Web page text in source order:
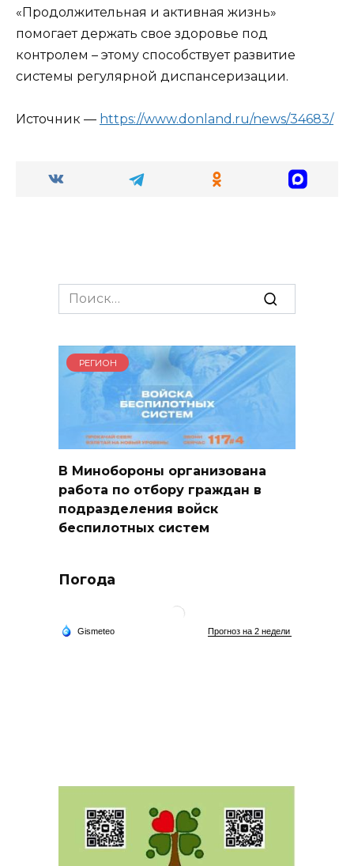
«Продолжительная и активная жизнь»
помогает держать свое здоровье под
контролем – этому способствует развитие
системы регулярной диспансеризации.
Источник — https://www.donland.ru/news/34683/
Search
for:
РЕГИОН
В Минобороны организована
работа по отбору граждан в
подразделения войск
беспилотных систем
Погода